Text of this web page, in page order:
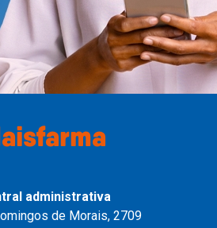
administrativa
de Morais, 2709